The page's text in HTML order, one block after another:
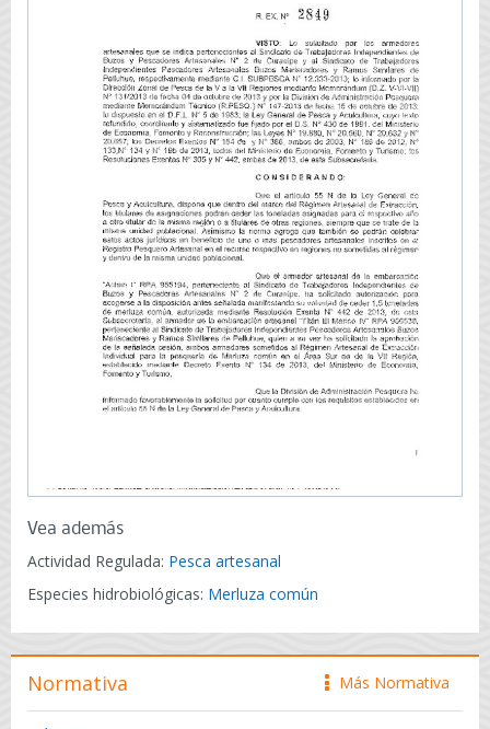
Vea además
Actividad Regulada: Pesca artesanal
Especies hidrobiológicas: Merluza común
icono
Más Normativa
Normativa